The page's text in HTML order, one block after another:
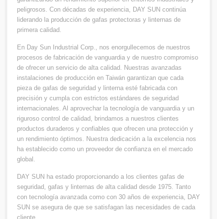
peligrosos. Con décadas de experiencia, DAY SUN continúa
liderando la producción de gafas protectoras y linternas de
primera calidad.
En Day Sun Industrial Corp., nos enorgullecemos de nuestros
procesos de fabricación de vanguardia y de nuestro compromiso
de ofrecer un servicio de alta calidad. Nuestras avanzadas
instalaciones de producción en Taiwán garantizan que cada
pieza de gafas de seguridad y linterna esté fabricada con
precisión y cumpla con estrictos estándares de seguridad
internacionales. Al aprovechar la tecnología de vanguardia y un
riguroso control de calidad, brindamos a nuestros clientes
productos duraderos y confiables que ofrecen una protección y
un rendimiento óptimos. Nuestra dedicación a la excelencia nos
ha establecido como un proveedor de confianza en el mercado
global.
DAY SUN ha estado proporcionando a los clientes gafas de
seguridad, gafas y linternas de alta calidad desde 1975. Tanto
con tecnología avanzada como con 30 años de experiencia, DAY
SUN se asegura de que se satisfagan las necesidades de cada
cliente.